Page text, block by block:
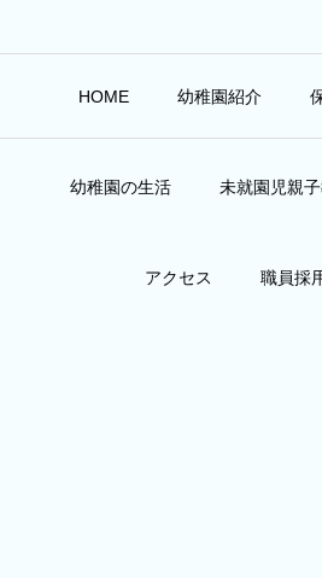
HOME 幼稚園紹介
幼稚園の生活 未就園児親
アクセス 職員採